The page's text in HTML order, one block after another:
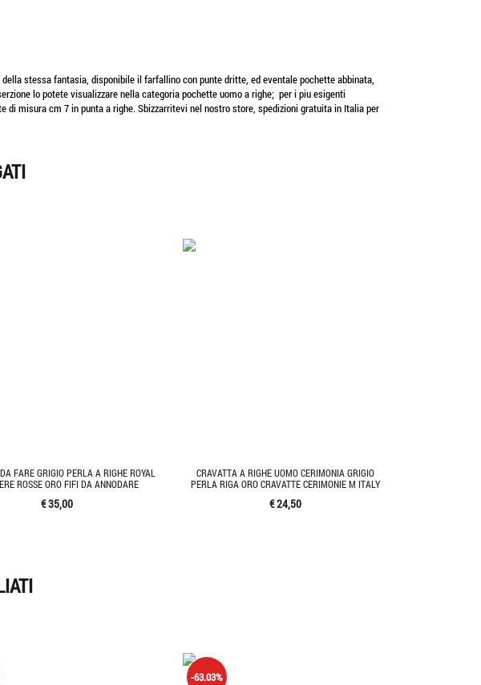
stessa fantasia, disponibile il farfallino con punte dritte, ed eventale pochette abbinata,
lo potete visualizzare nella categoria pochette uomo a righe; per i piu esigenti
misura cm 7 in punta a righe. Sbizzarritevi nel nostro store, spedizioni gratuita in Italia per
FARE GRIGIO PERLA A RIGHE ROYAL
ROSSE ORO FIFI DA ANNODARE
€ 35,00
CRAVATTA A RIGHE UOMO CERIMONIA GRIGIO
PERLA RIGA ORO CRAVATTE CERIMONIE M ITALY
€ 24,50
-63.03%